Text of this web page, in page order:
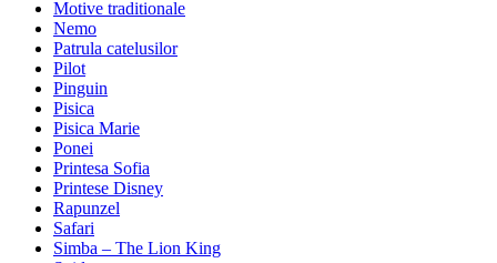
Motive traditionale
Nemo
Patrula catelusilor
Pilot
Pinguin
Pisica
Pisica Marie
Ponei
Printesa Sofia
Printese Disney
Rapunzel
Safari
Simba – The Lion King